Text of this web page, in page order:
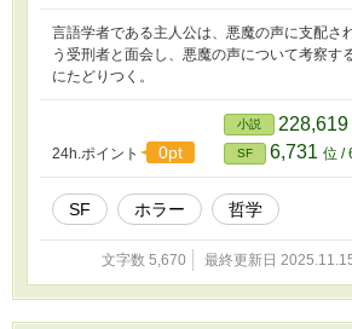
言語学者である主人公は、悪魔の声に支配さ
う受刑者と面会し、悪魔の声について考察す
にたどりつく。
24h.ポイント 0pt
小説 228,619
SF 6,731 位 /
SF ホラー 哲学
文字数 5,670 最終更新日